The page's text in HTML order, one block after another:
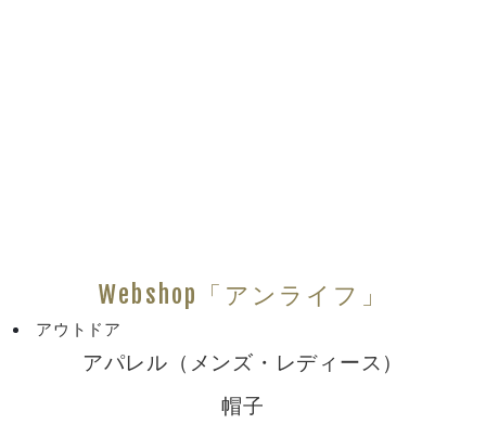
Webshop「アンライフ」
アウトドア
アパレル（メンズ・レディース）
帽子